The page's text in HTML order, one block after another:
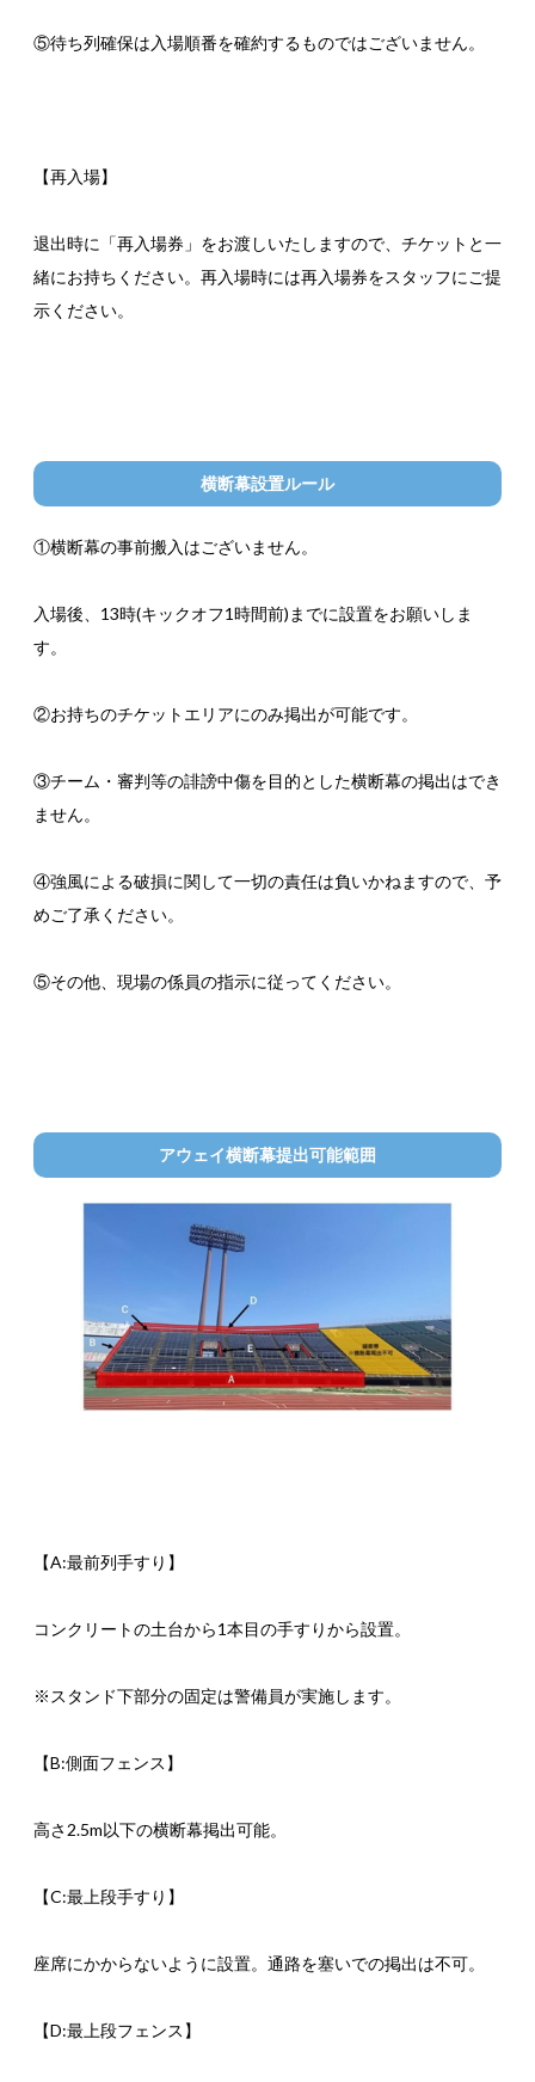
⑤待ち列確保は入場順番を確約するものではございません。
【再入場】
退出時に「再入場券」をお渡しいたしますので、チケットと一
緒にお持ちください。再入場時には再入場券をスタッフにご提
示ください。
横断幕設置ルール
①横断幕の事前搬入はございません。
入場後、13時(キックオフ1時間前)までに設置をお願いしま
す。
②お持ちのチケットエリアにのみ掲出が可能です。
③チーム・審判等の誹謗中傷を目的とした横断幕の掲出はでき
ません。
④強風による破損に関して一切の責任は負いかねますので、予
めご了承ください。
⑤その他、現場の係員の指示に従ってください。
アウェイ横断幕提出可能範囲
【A:最前列手すり】
コンクリートの土台から1本目の手すりから設置。
※スタンド下部分の固定は警備員が実施します。
【B:側面フェンス】
高さ2.5m以下の横断幕掲出可能。
【C:最上段手すり】
座席にかからないように設置。通路を塞いでの掲出は不可。
【D:最上段フェンス】